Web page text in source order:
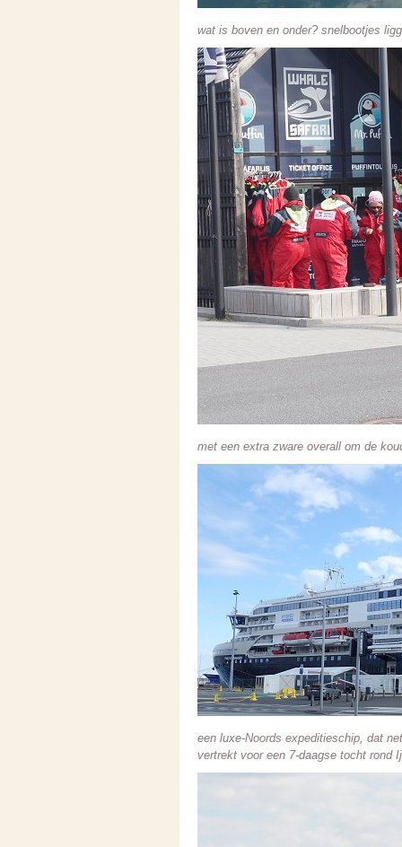
wat is boven en onder? snelbootjes
met een extra zware overall om de
een luxe-Noords expeditieschip, dat
vertrekt voor een 7-daagse tocht rond